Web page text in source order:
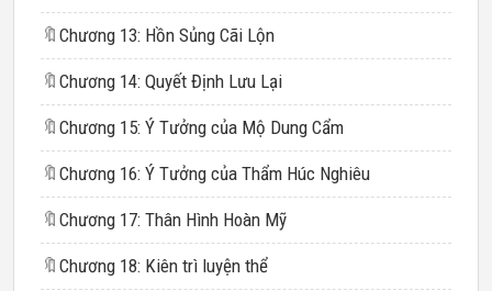
🔖 Chương 13: Hồn Sủng Cãi Lộn
🔖 Chương 14: Quyết Định Lưu Lại
🔖 Chương 15: Ý Tưởng của Mộ Dung Cẩm
🔖 Chương 16: Ý Tưởng của Thẩm Húc Nghiêu
🔖 Chương 17: Thân Hình Hoàn Mỹ
🔖 Chương 18: Kiên trì luyện thể